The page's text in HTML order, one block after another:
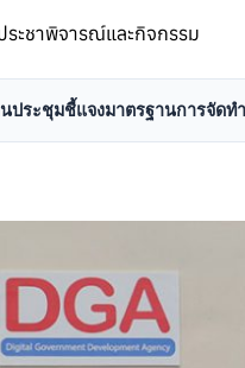
ระชาพิจารณ์และกิจกรรม
นประชุมชี้แจงมาตรฐานการจัด